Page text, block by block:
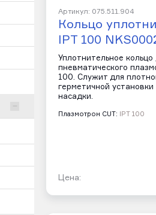
Артикул: 075.511.904
Кольцо
IPT 100
Уплотнительное кольцо
пневматического
100. Служит для
герметичной
насадки.
Плазмотрон CUT: IPT 100
Цена: